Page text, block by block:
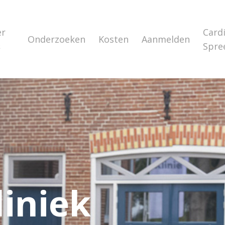
Onderzoeken Kosten Aanmelden